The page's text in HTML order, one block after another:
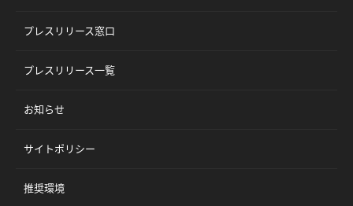
プレスリリース窓口
プレスリリース一覧
お知らせ
サイトポリシー
推奨環境